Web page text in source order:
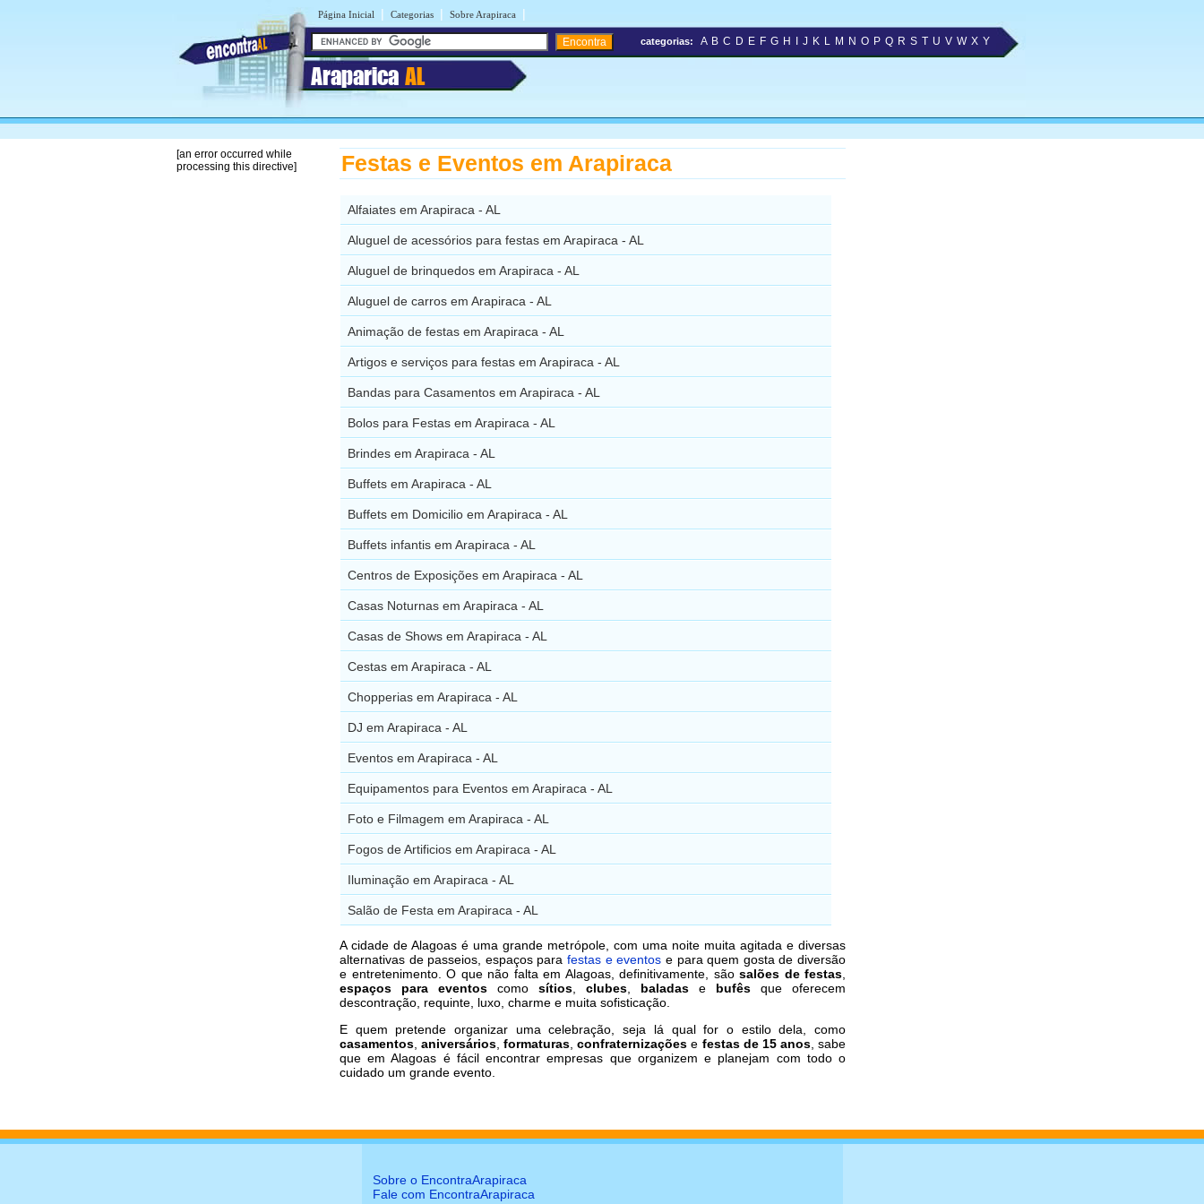
Página Inicial | Categorias | Sobre Arapiraca |
Araparica AL
categorias: A B C D E F G H J K L M N O P Q R S T U V W X Y
[an error occurred while
processing this directive]
Festas e Eventos em Arapiraca
Alfaiates em Arapiraca - AL
Aluguel de acessórios para festas em Arapiraca - AL
Aluguel de brinquedos em Arapiraca - AL
Aluguel de carros em Arapiraca - AL
Animação de festas em Arapiraca - AL
Artigos e serviços para festas em Arapiraca - AL
Bandas para Casamentos em Arapiraca - AL
Bolos para Festas em Arapiraca - AL
Brindes em Arapiraca - AL
Buffets em Arapiraca - AL
Buffets em Domicilio em Arapiraca - AL
Buffets infantis em Arapiraca - AL
Centros de Exposições em Arapiraca - AL
Casas Noturnas em Arapiraca - AL
Casas de Shows em Arapiraca - AL
Cestas em Arapiraca - AL
Chopperias em Arapiraca - AL
DJ em Arapiraca - AL
Eventos em Arapiraca - AL
Equipamentos para Eventos em Arapiraca - AL
Foto e Filmagem em Arapiraca - AL
Fogos de Artificios em Arapiraca - AL
Iluminação em Arapiraca - AL
Salão de Festa em Arapiraca - AL
A cidade de Alagoas é uma grande metrópole, com uma noite muita agitada e diversas
alternativas de passeios, espaços parafestas e eventos e para quem gosta de diversão
e entretenimento. O que não falta em Alagoas, definitivamente, são salões de festas
espaços para eventos como sítios clubes baladas e bufês que oferecem
descontração, requinte, luxo, charme e muita sofisticação.
E quem pretende organizar uma celebração, seja lá qual for o estilo dela, como
casamentos ,aniversários ,formaturas ,confraternizações e festas de 15 anos, sabe
que em Alagoas é fácil encontrar empresas que organizem e planejam com todo o
cuidado um grande evento.
Sobre o EncontraArapiraca
Fale com EncontraArapiraca